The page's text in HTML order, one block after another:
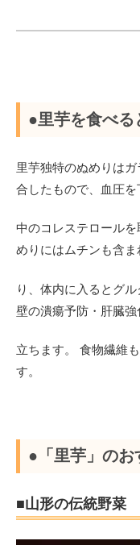
●里芋を食べる
里芋独特のぬめりは
合したもので、血圧を
中のコレステロール
めりにはムチンも含ま
り、体内に入るとグ
壁の潰瘍予防・肝臓強
立ちます。 食物繊維
す。
●「里芋」のお
■山形の伝統野